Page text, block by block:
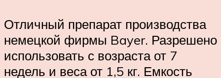
Отличный препарат производства
немецкой фирмы Bayer. Разрешено
использовать с возраста от 7
недель и веса от 1,5 кг. Емкость